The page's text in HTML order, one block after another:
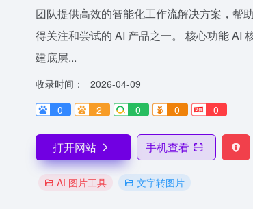
团队提供高效的智能化工作流解决方案，帮
得关注和尝试的 AI 产品之一。 核心功能 AI
建底层...
收录时间：
2026-04-09
0
2 0 0 0
打开网站 手机查看
AI 图片工具 文字转图片